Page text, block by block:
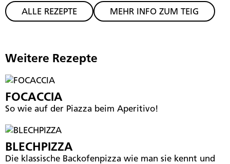
ALLE REZEPTE MEHR INFO ZUM TEIG
Weitere Rezepte
FOCACCIA
So wie auf der Piazza beim Aperitivo!
BLECHPIZZA
Die klassische Backofenpizza wie man sie kennt und